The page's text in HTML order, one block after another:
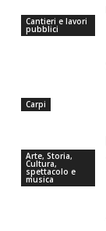
Cantieri e lavori
pubblici
Carpi
Arte, Storia,
Cultura,
spettacolo e
musica